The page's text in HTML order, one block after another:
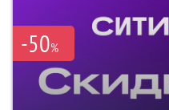
-50%